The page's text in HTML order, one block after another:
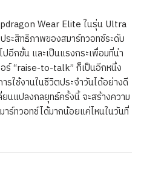
Wear Elite ในรุ่น Ultra
ระสิทธิภาพของสมาร์ทวอทช์ระดับ
อีกขั้น และเป็นแรงกระเพื่อมที่น่า
ร์ “raise-to-talk” ก็เป็นอีกหนึ่ง
รใช้งานในชีวิตประจำวันได้อย่างดี
นแปลงกลยุทธ์ครั้งนี้ จะสร้างความ
ร์ทวอทช์ได้มากน้อยแค่ไหนในวันที่